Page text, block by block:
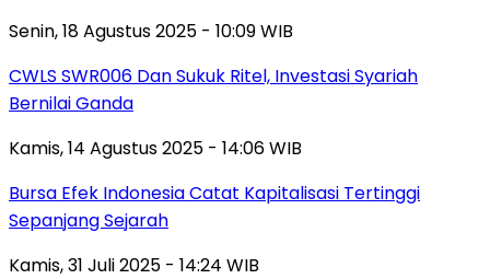
Senin, 18 Agustus 2025 - 10:09 WIB
CWLS SWR006 Dan Sukuk Ritel, Investasi Syariah
Bernilai Ganda
Kamis, 14 Agustus 2025 - 14:06 WIB
Bursa Efek Indonesia Catat Kapitalisasi Tertinggi
Sepanjang Sejarah
Kamis, 31 Juli 2025 - 14:24 WIB